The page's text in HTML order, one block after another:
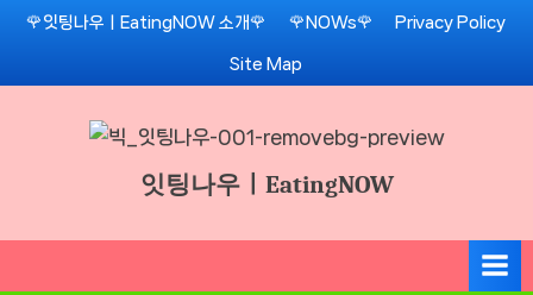
Skip
content
🌹잇팅나우ㅣEatingNOW 소개🌹 🌹NOWs🌹 Privacy Policy
Site Map
잇팅나우ㅣEatingNOW